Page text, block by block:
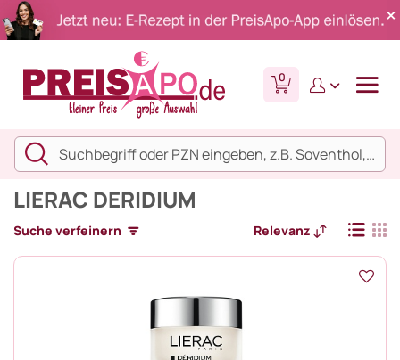
0
LIERAC DERIDIUM
Suche verfeinern Relevanz